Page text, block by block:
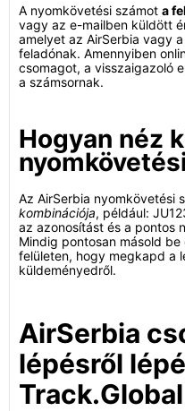
A nyomkövetési számot a
vagy az e-mailben küldött
amelyet az AirSerbia vagy
feladónak. Amennyiben
csomagot, a visszaigazoló
a számsornak.
Hogyan néz
Az AirSerbia nyomkövetési
kombinációja, például:
az azonosítást és a pontos
Mindig pontosan másold
felületen, hogy megkapd a
küldeményedről.
AirSerbia
lépésről